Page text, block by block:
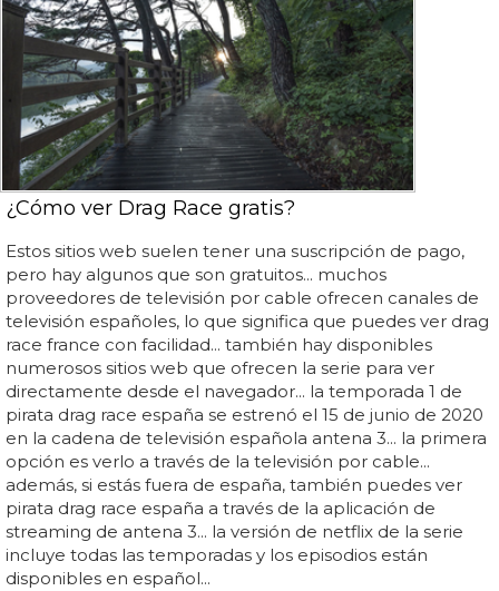
¿Cómo ver Drag Race gratis?
Estos sitios web suelen tener una suscripción de pago,
pero hay algunos que son gratuitos... muchos
proveedores de televisión por cable ofrecen canales de
televisión españoles, lo que significa que puedes ver drag
race france con facilidad... también hay disponibles
numerosos sitios web que ofrecen la serie para ver
directamente desde el navegador... la temporada 1 de
pirata drag race españa se estrenó el 15 de junio de 2020
en la cadena de televisión española antena 3... la primera
opción es verlo a través de la televisión por cable...
además, si estás fuera de españa, también puedes ver
pirata drag race españa a través de la aplicación de
streaming de antena 3... la versión de netflix de la serie
incluye todas las temporadas y los episodios están
disponibles en español...